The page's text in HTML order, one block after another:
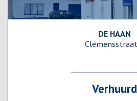
148 m² 2
DE HAAN
Verhuurd